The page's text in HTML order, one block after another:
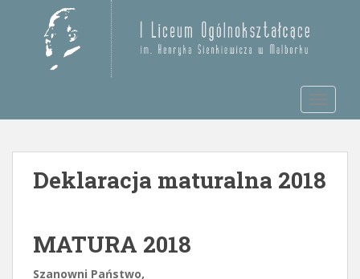
m
Deklaracja maturalna 2018
MATURA 2018
Szanowni Państwo,